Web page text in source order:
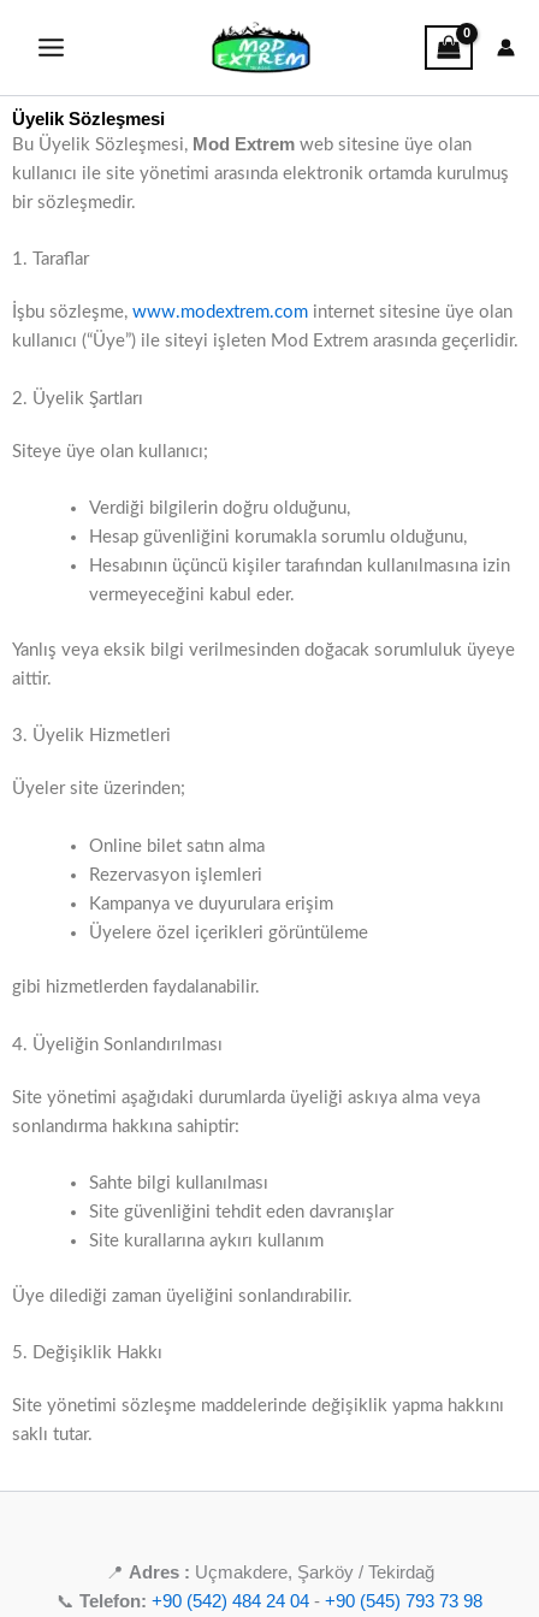
Üyelik Sözleşmesi
Bu Üyelik Sözleşmesi, Mod Extrem web sitesine üye olan
kullanıcı ile site yönetimi arasında elektronik ortamda kurulmuş
bir sözleşmedir.
1. Taraflar
İşbu sözleşme, www.modextrem.com internet sitesine üye olan
kullanıcı (“Üye”) ile siteyi işleten Mod Extrem arasında geçerlidir.
2. Üyelik Şartları
Siteye üye olan kullanıcı;
Verdiği bilgilerin doğru olduğunu,
Hesap güvenliğini korumakla sorumlu olduğunu,
Hesabının üçüncü kişiler tarafından kullanılmasına izin
vermeyeceğini kabul eder.
Yanlış veya eksik bilgi verilmesinden doğacak sorumluluk üyeye
aittir.
3. Üyelik Hizmetleri
Üyeler site üzerinden;
Online bilet satın alma
Rezervasyon işlemleri
Kampanya ve duyurulara erişim
Üyelere özel içerikleri görüntüleme
gibi hizmetlerden faydalanabilir.
4. Üyeliğin Sonlandırılması
Site yönetimi aşağıdaki durumlarda üyeliği askıya alma veya
sonlandırma hakkına sahiptir:
Sahte bilgi kullanılması
Site güvenliğini tehdit eden davranışlar
Site kurallarına aykırı kullanım
Üye dilediği zaman üyeliğini sonlandırabilir.
5. Değişiklik Hakkı
Site yönetimi sözleşme maddelerinde değişiklik yapma hakkını
saklı tutar.
📍 Adres : Uçmakdere, Şarköy / Tekirdağ
📞 Telefon: +90 (542) 484 24 04 - +90 (545) 793 73 98